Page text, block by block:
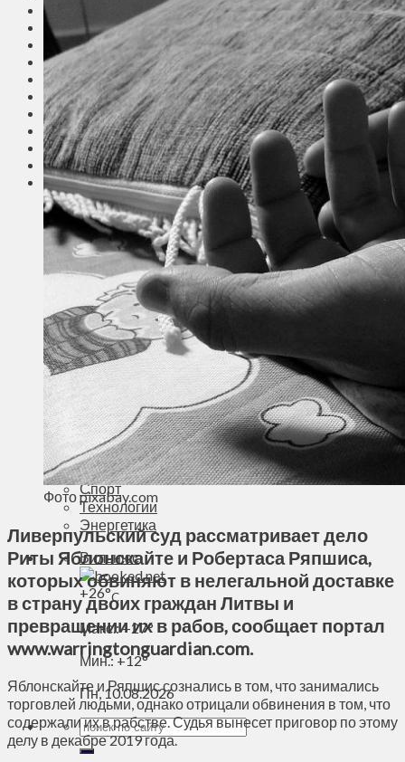
Клайпеда
Висагинас
Регионы
Соседи
Транспорт
Выбор читателей
Калейдоскоп
Армия
Сейм Литвы
Культура
Больше
Фоторепортаж
Туризм
ЛК рекомендует
Сеньорам
Образование
Здравоохранение
Экология
Происшествия
Приграничье
Деньги
Визиты
Выборы
Агроновости
Едим дома
Ищу семью
Духовное пространство
Спорт
Технологии
Энергетика
Вильнюс
+26°C
Макс.:+27°
Мин.:+12°
Пн, 10.08.2026
Фото pixabay.com
Ливерпульский суд рассматривает дело
Риты Яблонскайте и Робертаса Ряпшиса,
которых обвиняют в нелегальной доставке
в страну двоих граждан Литвы и
превращении их в рабов, сообщает портал
www.warringtonguardian.com.
Яблонскайте и Ряпшис сознались в том, что занимались
торговлей людьми, однако отрицали обвинения в том, что
содержали их в рабстве. Судья вынесет приговор по этому
делу в декабре 2019 года.